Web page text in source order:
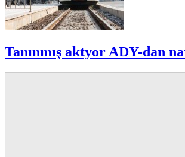
Tanınmış aktyor ADY-dan